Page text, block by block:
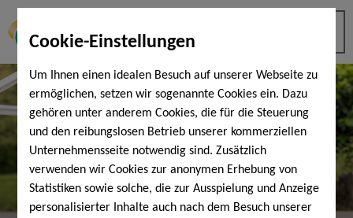
Cookie-Einstellungen
Um Ihnen einen idealen Besuch auf unserer Webseite zu
ermöglichen, setzen wir sogenannte Cookies ein. Dazu
gehören unter anderem Cookies, die für die Steuerung
und den reibungslosen Betrieb unserer kommerziellen
Unternehmensseite notwendig sind. Zusätzlich
verwenden wir Cookies zur anonymen Erhebung von
Statistiken sowie solche, die zur Ausspielung und Anzeige
personalisierter Inhalte auch nach dem Besuch unserer